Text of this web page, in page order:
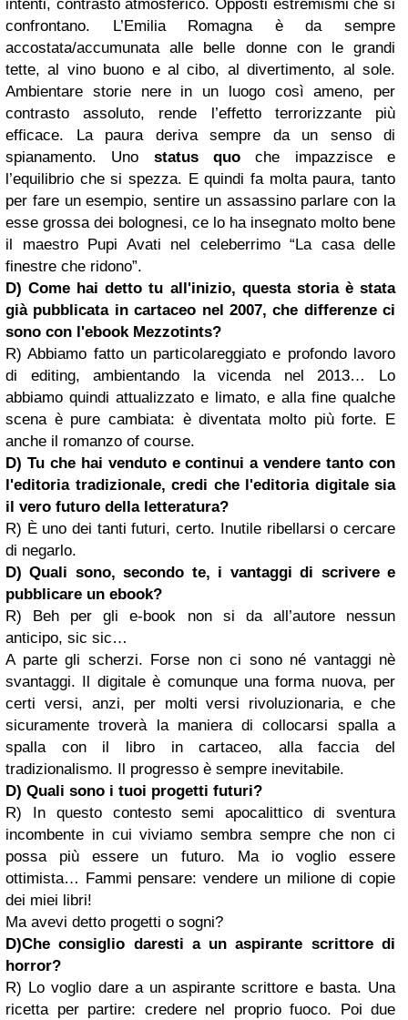
intenti, contrasto atmosferico. Opposti estremismi che si
confrontano. L’Emilia Romagna è da sempre
accostata/accumunata alle belle donne con le grandi
tette, al vino buono e al cibo, al divertimento, al sole.
Ambientare storie nere in un luogo così ameno, per
contrasto assoluto, rende l’effetto terrorizzante più
efficace. La paura deriva sempre da un senso di
spianamento. Uno status quo che impazzisce e
l’equilibrio che si spezza. E quindi fa molta paura, tanto
per fare un esempio, sentire un assassino parlare con la
esse grossa dei bolognesi, ce lo ha insegnato molto bene
il maestro Pupi Avati nel celeberrimo “La casa delle
finestre che ridono”.
D) Come hai detto tu all'inizio, questa storia è stata
già pubblicata in cartaceo nel 2007, che differenze ci
sono con l'ebook Mezzotints?
R) Abbiamo fatto un particolareggiato e profondo lavoro
di editing, ambientando la vicenda nel 2013… Lo
abbiamo quindi attualizzato e limato, e alla fine qualche
scena è pure cambiata: è diventata molto più forte. E
anche il romanzo of course.
D) Tu che hai venduto e continui a vendere tanto con
l'editoria tradizionale, credi che l'editoria digitale sia
il vero futuro della letteratura?
R) È uno dei tanti futuri, certo. Inutile ribellarsi o cercare
di negarlo.
D) Quali sono, secondo te, i vantaggi di scrivere e
pubblicare un ebook?
R) Beh per gli e-book non si da all’autore nessun
anticipo, sic sic…
A parte gli scherzi. Forse non ci sono né vantaggi nè
svantaggi. Il digitale è comunque una forma nuova, per
certi versi, anzi, per molti versi rivoluzionaria, e che
sicuramente troverà la maniera di collocarsi spalla a
spalla con il libro in cartaceo, alla faccia del
tradizionalismo. Il progresso è sempre inevitabile.
D) Quali sono i tuoi progetti futuri?
R) In questo contesto semi apocalittico di sventura
incombente in cui viviamo sembra sempre che non ci
possa più essere un futuro. Ma io voglio essere
ottimista… Fammi pensare: vendere un milione di copie
dei miei libri!
Ma avevi detto progetti o sogni?
D)Che consiglio daresti a un aspirante scrittore di
horror?
R) Lo voglio dare a un aspirante scrittore e basta. Una
ricetta per partire: credere nel proprio fuoco. Poi due